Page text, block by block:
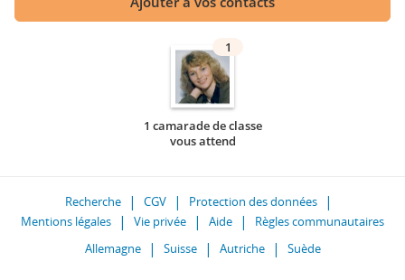
1
1 camarade de classe
vous attend
Recherche CGV
Protection des données
Mentions légales
Vie privée Aide
Règles communautaires
Allemagne
Suisse Autriche Suède